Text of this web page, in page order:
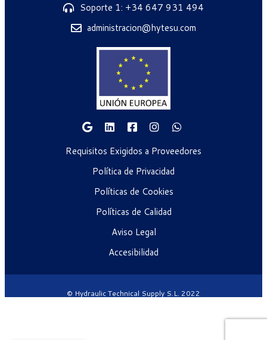
Soporte 1: +34 647 931 494
administracion@hytesu.com
Requisitos Exigidos a Proveedores
Política de Privacidad
Políticas de Cookies
Políticas de Calidad
Aviso Legal
Accesibilidad
© Hydraulic Technical Supply S.L. 2022